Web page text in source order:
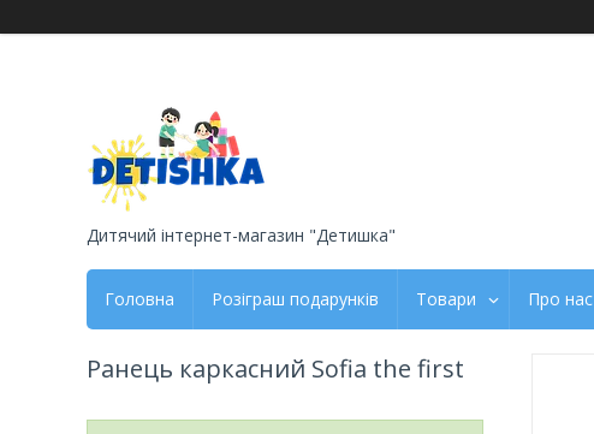
Дитячий інтернет-магазин "Детишка"
Головна Розіграш подарунків Товари Про нас
Ранець каркасний Sofia the first